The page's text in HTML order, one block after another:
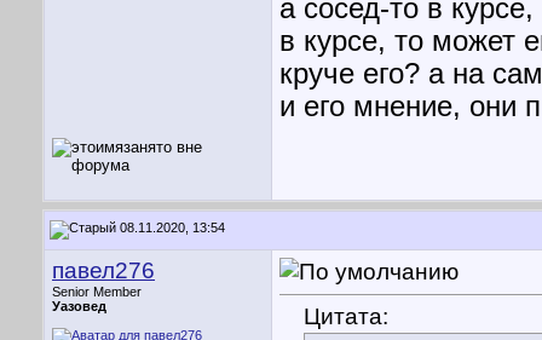
а сосед-то в
в курсе, то может
круче его? а на
и его мнение, они
08.11.2020, 13:54
павел276
Senior Member
Уазовед
Цитата: